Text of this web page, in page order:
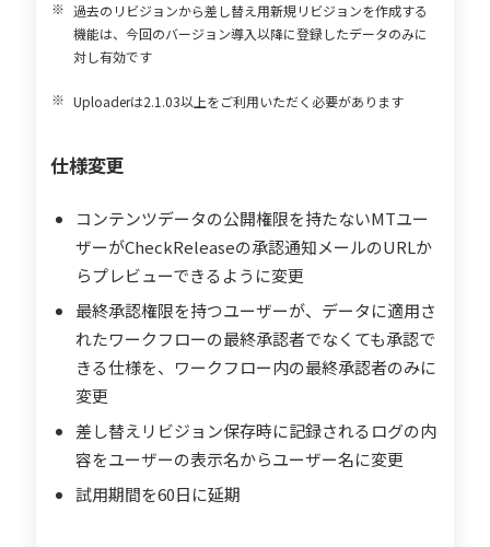
過去のリビジョンから差し替え用新規リビジョンを作成する
機能は、今回のバージョン導入以降に登録したデータのみに
対し有効です
Uploaderは2.1.03以上をご利用いただく必要があります
仕様変更
コンテンツデータの公開権限を持たないMTユー
ザーがCheckReleaseの承認通知メールのURLか
らプレビューできるように変更
最終承認権限を持つユーザーが、データに適用さ
れたワークフローの最終承認者でなくても承認で
きる仕様を、ワークフロー内の最終承認者のみに
変更
差し替えリビジョン保存時に記録されるログの内
容をユーザーの表示名からユーザー名に変更
試用期間を60日に延期